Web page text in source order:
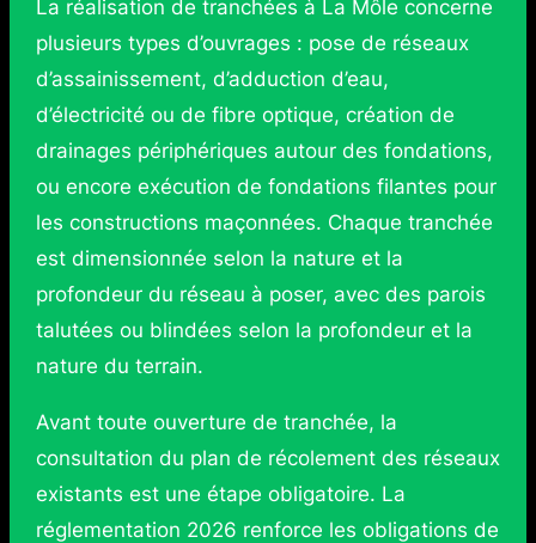
La réalisation de tranchées à La Môle concerne
plusieurs types d’ouvrages : pose de réseaux
d’assainissement, d’adduction d’eau,
d’électricité ou de fibre optique, création de
drainages périphériques autour des fondations,
ou encore exécution de fondations filantes pour
les constructions maçonnées. Chaque tranchée
est dimensionnée selon la nature et la
profondeur du réseau à poser, avec des parois
talutées ou blindées selon la profondeur et la
nature du terrain.
Avant toute ouverture de tranchée, la
consultation du plan de récolement des réseaux
existants est une étape obligatoire. La
réglementation 2026 renforce les obligations de